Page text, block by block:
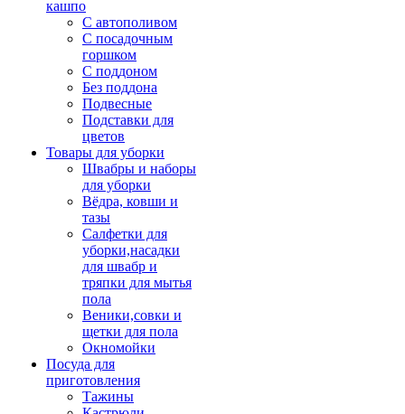
кашпо
С автополивом
С посадочным
горшком
С поддоном
Без поддона
Подвесные
Подставки для
цветов
Товары для уборки
Швабры и наборы
для уборки
Вёдра, ковши и
тазы
Салфетки для
уборки,насадки
для швабр и
тряпки для мытья
пола
Веники,совки и
щетки для пола
Окномойки
Посуда для
приготовления
Тажины